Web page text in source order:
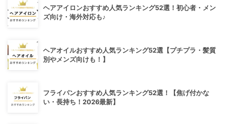
ヘアアイロンおすすめ人気ランキング52選！初心者・メン
ズ向け・海外対応も♪
ヘアオイルおすすめ人気ランキング52選【プチプラ・髪質
別やメンズ向けも！】
フライパンおすすめ人気ランキング52選！【焦げ付かな
い・長持ち！2026最新】